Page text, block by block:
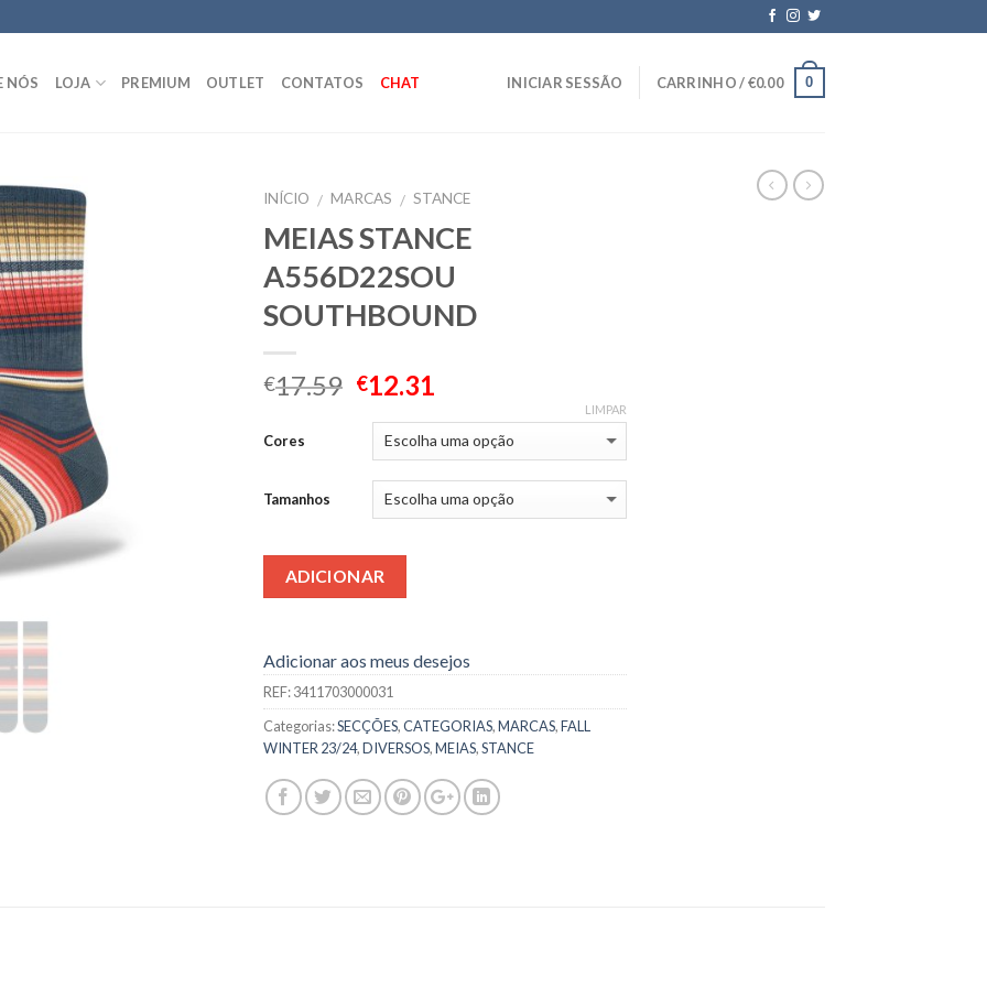
NÓS LOJA PREMIUM OUTLET CONTATOS CHAT INICIAR SESSÃO CARRINHO /€0.00 0
INÍCIO / MARCAS / STANCE
MEIAS STANCE
A556D22SOU
SOUTHBOUND
€17.59 €12.31
Cores
Tamanhos
LIMPAR
ADICIONAR
Adicionar aos meus desejos
REF:3411703000031
Categorias:SECÇÕES,CATEGORIAS,MARCAS,FALL
WINTER 23/24,DIVERSOS,MEIAS,STANCE